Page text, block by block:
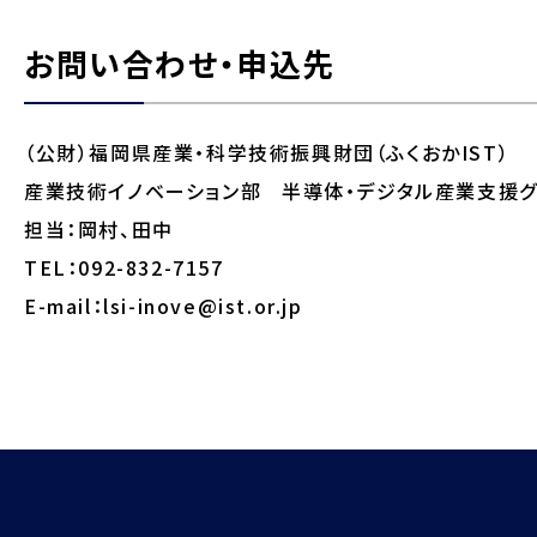
お問い合わせ・申込先
（公財）福岡県産業・科学技術振興財団（ふくおかIST）
産業技術イノベーション部 半導体・デジタル産業支援
担当：岡村、田中
TEL：092-832-7157
E-mail：lsi-inove@ist.or.jp